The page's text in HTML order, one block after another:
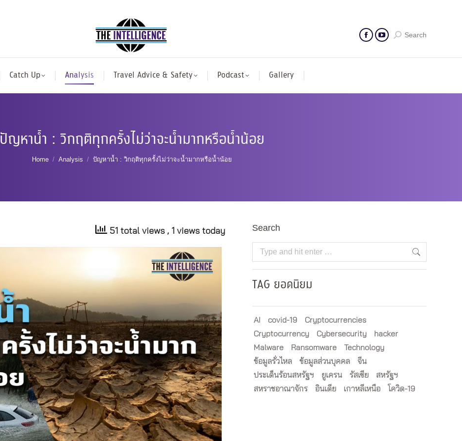
Search
Catch Up Analysis Travel Advice & Safety Podcast Gallery
ปัญหาน้ำ : วิกฤติทุกครั้งไม่ว่าจะน้ำมากหรือน้ำน้อย
You are here:
Home Analysis ปัญหาน้ำ : วิกฤติทุกครั้งไม่ว่าจะน้ำมากหรือน้ำน้อย
51 total views , 1 views today Search
Search:
TAG ยอดนิยม
AI covid-19
Cryptocurrencies
Cryptocurrency
Cybersecurity
hacker
Malware
Ransomware
Technology
ข้อมูลรั่วไหล
ข้อมูลส่วนบุคคล
จีน
ประเด็นร้อนสหรัฐฯ
ยูเครน รัสเซีย
สหรัฐฯ
สหราชอาณาจักร
อินเดีย เกาหลีเหนือ โควิด-19